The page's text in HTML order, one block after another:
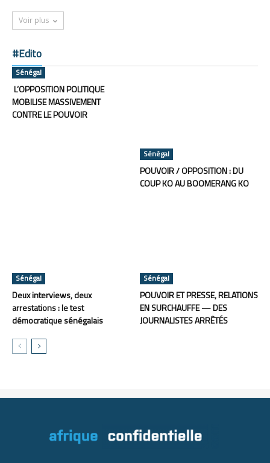
Voir plus
#Edito
Sénégal
L’OPPOSITION POLITIQUE
MOBILISE MASSIVEMENT
CONTRE LE POUVOIR
Sénégal
POUVOIR / OPPOSITION : DU
COUP KO AU BOOMERANG KO
Sénégal
Deux interviews, deux
arrestations : le test
démocratique sénégalais
Sénégal
POUVOIR ET PRESSE, RELATIONS
EN SURCHAUFFE — DES
JOURNALISTES ARRÊTÉS